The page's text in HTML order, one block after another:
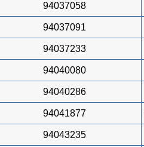
94037058
94037091
94037233
94040080
94040286
94041877
94043235